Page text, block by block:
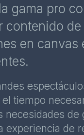
gama pro
contenido
en canvas
tiempo
necesidades de
experiencia de